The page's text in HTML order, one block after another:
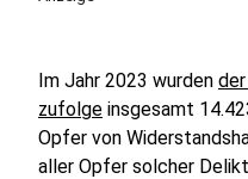
Im Jahr 2023 wurden
zufolge insgesamt
Opfer von
aller Opfer solcher